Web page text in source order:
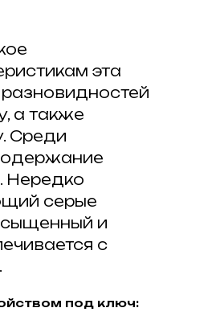
эта
а также
Среди
Нередко
серые
и
с
под ключ: